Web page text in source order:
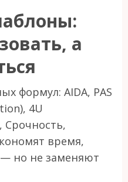
а
формул: AIDA, PAS
4U
Срочность,
время,
но не заменяют